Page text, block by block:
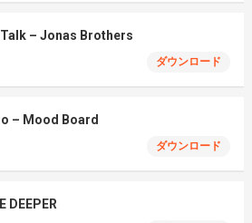
– Jonas Brothers
ダウンロード
– Mood Board
ダウンロード
DEEPER